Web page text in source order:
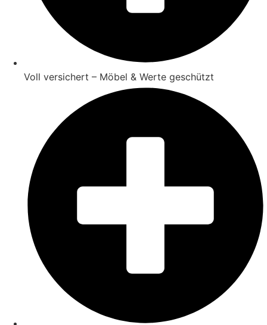
Voll versichert – Möbel & Werte geschützt